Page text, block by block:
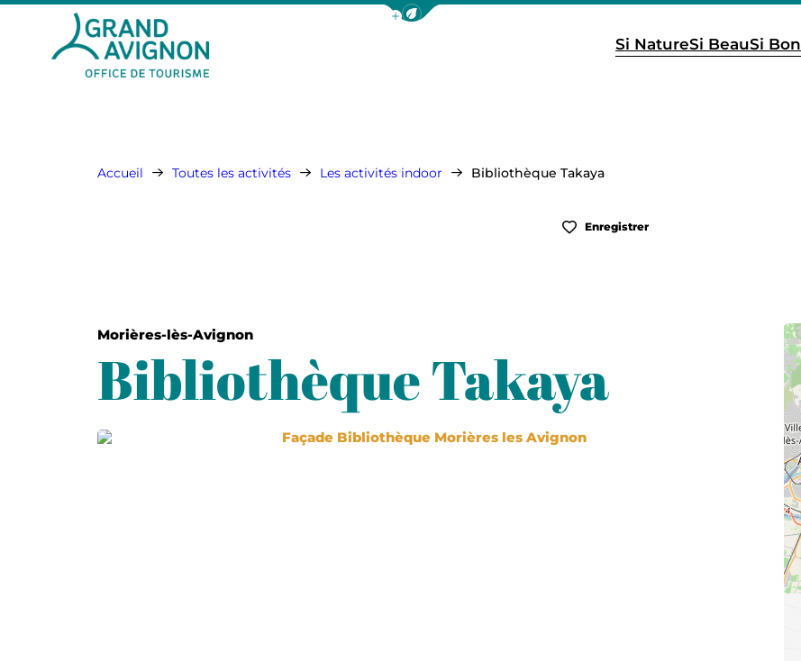
Afficher la barre de navigation du mode éco
Si NatureSi BeauSi Bon
Accueil Toutes les activités Les activités indoor Bibliothèque Takaya
Enregistrer
Morières-lès-Avignon
Bibliothèque Takaya
Façade Bibliothèque Morières les Avignon